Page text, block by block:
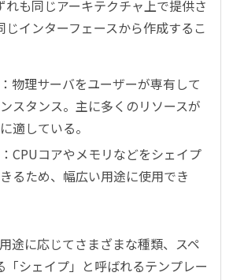
れも同じアーキテクチャ上で提供さ
じインターフェースから作成するこ
物理サーバをユーザーが専有して
スタンス。主に多くのリソースが
適している。
CPUコアやメモリなどをシェイプ
るため、幅広い用途に使用でき
途に応じてさまざまな種類、スペ
「シェイプ」と呼ばれるテンプレー